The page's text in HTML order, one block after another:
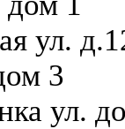
ул.
3
ул.